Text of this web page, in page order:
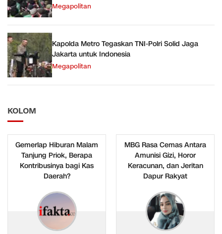
Megapolitan
Kapolda Metro Tegaskan TNI-Polri Solid Jaga
Jakarta untuk Indonesia
Megapolitan
KOLOM
Gemerlap Hiburan Malam
Tanjung Priok, Berapa
Kontribusinya bagi Kas
Daerah?
MBG Rasa Cemas Antara
Amunisi Gizi, Horor
Keracunan, dan Jeritan
Dapur Rakyat